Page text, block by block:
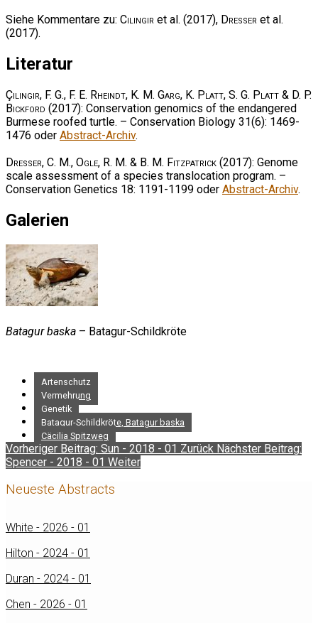
Siehe Kommentare zu: Cilingir et al. (2017), Dresser et al.
(2017).
Literatur
Çilingir, F. G., F. E. Rheindt, K. M. Garg, K. Platt, S. G. Platt & D. P.
Bickford (2017): Conservation genomics of the endangered
Burmese roofed turtle. – Conservation Biology 31(6): 1469-
1476 oder Abstract-Archiv.
Dresser, C. M., Ogle, R. M. & B. M. Fitzpatrick (2017): Genome
scale assessment of a species translocation program. –
Conservation Genetics 18: 1191-1199 oder Abstract-Archiv.
Galerien
Batagur baska – Batagur-Schildkröte
Artenschutz
Vermehrung
Genetik
Batagur-Schildkröte, Batagur baska
Cäcilia Spitzweg
Vorheriger Beitrag: Sun - 2018 - 01 Zurück Nächster Beitrag:
Spencer - 2018 - 01 Weiter
Neueste Abstracts
White - 2026 - 01
Hilton - 2024 - 01
Duran - 2024 - 01
Chen - 2026 - 01